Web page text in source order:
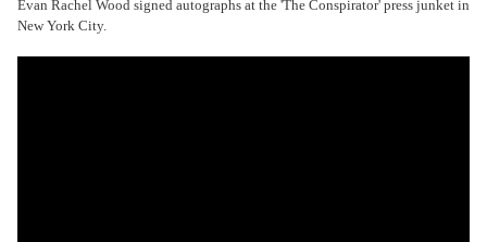
Evan Rachel Wood signed autographs at the 'The Conspirator' press junket in
New York City.